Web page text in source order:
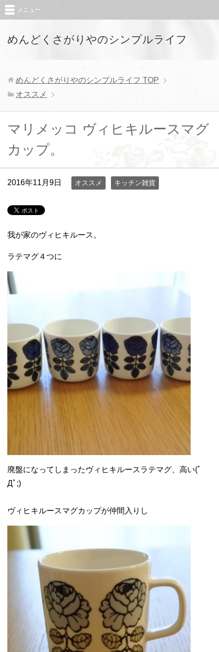
めんどくさがりやのシンプルライフ
メニュー
めんどくさがりやのシンプルライフ TOP
オススメ
マリメッコ ヴィヒキルースマグ
カップ。
2016年11月9日 オススメ キッチン雑貨
我が家のヴィヒキルース。
ラテマグ４つに
廃盤になってしまったヴィヒキルースラテマグ、高い(ﾟ
Дﾟ;)
ヴィヒキルースマグカップが仲間入りし